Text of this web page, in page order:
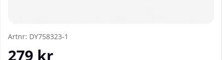
Artnr: DY758323-1
279 kr